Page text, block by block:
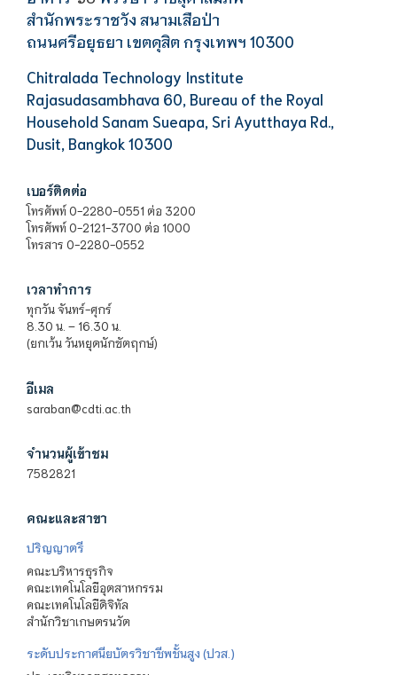
สำนักพระราชวัง สนามเสือป่า
ถนนศรีอยุธยา เขตดุสิต กรุงเทพฯ 10300
Chitralada Technology Institute
Rajasudasambhava 60, Bureau of the Royal
Household Sanam Sueapa, Sri Ayutthaya Rd.,
Dusit, Bangkok 10300
เบอร์ติดต่อ
โทรศัพท์ 0-2280-0551 ต่อ 3200
โทรศัพท์ 0-2121-3700 ต่อ 1000
โทรสาร 0-2280-0552
เวลาทำการ
ทุกวัน จันทร์-ศุกร์
8.30 น. – 16.30 น.
(ยกเว้น วันหยุดนักขัตฤกษ์)
อีเมล
saraban@cdti.ac.th
จำนวนผู้เข้าชม
7582821
คณะและสาขา
ปริญญาตรี
คณะบริหารธุรกิจ
คณะเทคโนโลยีอุตสาหกรรม
คณะเทคโนโลยีดิจิทัล
สำนักวิชาเกษตรนวัต
ระดับประกาศนียบัตรวิชาชีพชั้นสูง (ปวส.)